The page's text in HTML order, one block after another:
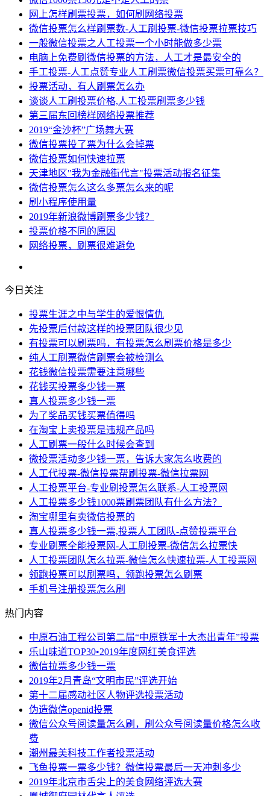
网上怎样刷票投票，如何刷网络投票
微信投票怎么样刷票数-人工刷投票-微信投票拉票技巧
一般微信投票之人工投票一个小时能做多少票
电脑上免费刷微信投票的方法，人工才是最安全的
手工投票-人工点赞专业人工刷票微信投票买票可靠么？
投票活动，有人刷票怎么办
谈谈人工刷投票价格,人工投票刷票多少钱
第三届东回榜样网络投票推荐
2019“金沙杯”广场舞大赛
微信投票投了票为什么会掉票
微信投票如何快速拉票
天津地区"我为金融街代言"投票活动报名征集
微信投票怎么这么多票怎么来的呢
刷小程序使用量
2019年新浪微博刷票多少钱？
投票价格不同的原因
网络投票，刷票很难避免
今日关注
投票生涯之中与学生的爱恨情仇
先投票后付款这样的投票团队很少见
有投票可以刷票吗，有投票怎么刷票价格是多少
纯人工刷票微信刷票会被检测么
花钱微信投票需要注意哪些
花钱买投票多少钱一票
真人投票多少钱一票
为了奖品买钱买票值得吗
在淘宝上卖投票是违规产品吗
人工刷票一般什么时候会查到
微投票活动多少钱一票，告诉大家怎么收费的
人工代投票-微信投票帮刷投票-微信拉票网
人工投票平台-专业刷投票怎么联系-人工投票网
人工投票多少钱1000票刷票团队有什么方法？
淘宝哪里有卖微信投票的
真人投票多少钱一票,投票人工团队-点赞投票平台
专业刷票全能投票网-人工刷投票-微信怎么拉票快
人工投票团队怎么拉票-微信怎么快速拉票-人工投票网
领跑投票可以刷票吗，领跑投票怎么刷票
手机号注册投票怎么刷
热门内容
中原石油工程公司第二届“中原铁军十大杰出青年”投票
乐山味道TOP30•2019年度网红美食评选
微信拉票多少钱一票
2019年2月青岛“文明市民”评选开始
第十二届感动社区人物评选投票活动
伪造微信openid投票
微信公众号阅读量怎么刷，刷公众号阅读量价格怎么收
费
潮州最美科技工作者投票活动
飞鱼投票一票多少钱？微信投票最后一天冲刺多少
2019年北京市舌尖上的美食网络评选大赛